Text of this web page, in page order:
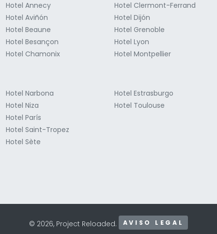
Hotel Annecy
Hotel Aviñón
Hotel Beaune
Hotel Besançon
Hotel Chamonix
Hotel Clermont-Ferrand
Hotel Dijón
Hotel Grenoble
Hotel Lyon
Hotel Montpellier
Hotel Narbona
Hotel Niza
Hotel París
Hotel Saint-Tropez
Hotel Sète
Hotel Estrasburgo
Hotel Toulouse
© 2026, Project Reloaded. AVISO LEGAL